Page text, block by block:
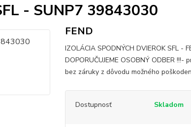
- SUNP7 39843030
FEND
IZOLÁCIA SPODNÝCH DVIEROK SFL -
DOPORUČUJEME OSOBNÝ ODBER
bez záruky z dôvodu možného
Dostupnosť Skladom